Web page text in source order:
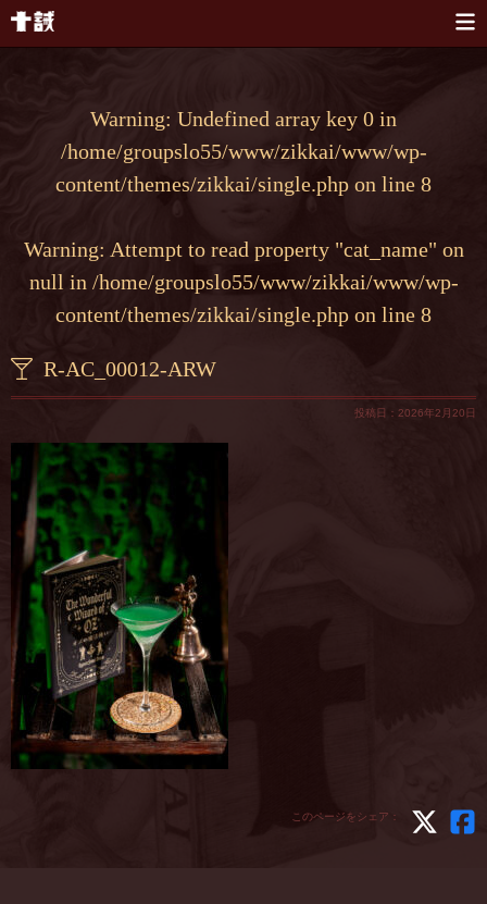
Warning: Undefined array key 0 in
/home/groupslo55/www/zikkai/www/wp-
content/themes/zikkai/single.php on line 8
Warning: Attempt to read property "cat_name" on
null in /home/groupslo55/www/zikkai/www/wp-
content/themes/zikkai/single.php on line 8
R-AC_00012-ARW
投稿日：2026年2月20日
このページをシェア：